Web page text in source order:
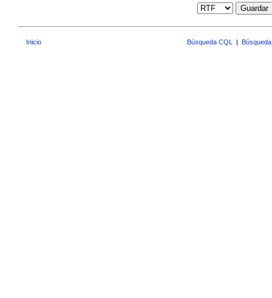
Guardar
Inicio Búsqueda CQL